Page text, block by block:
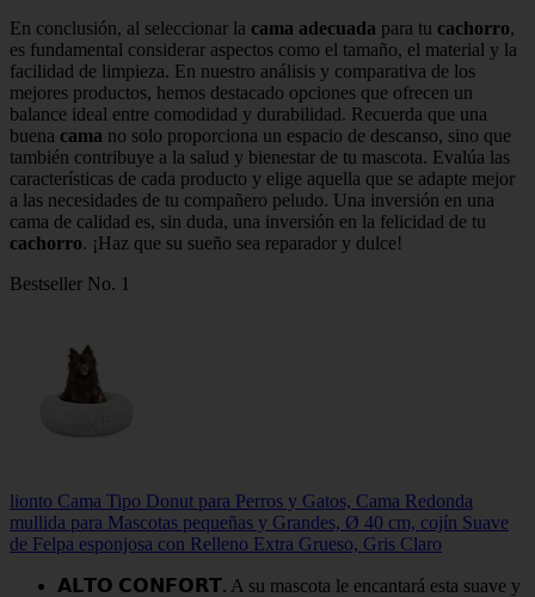
En conclusión, al seleccionar la cama adecuada para tu cachorro,
es fundamental considerar aspectos como el tamaño, el material y la
facilidad de limpieza. En nuestro análisis y comparativa de los
mejores productos, hemos destacado opciones que ofrecen un
balance ideal entre comodidad y durabilidad. Recuerda que una
buena cama no solo proporciona un espacio de descanso, sino que
también contribuye a la salud y bienestar de tu mascota. Evalúa las
características de cada producto y elige aquella que se adapte mejor
a las necesidades de tu compañero peludo. Una inversión en una
cama de calidad es, sin duda, una inversión en la felicidad de tu
cachorro. ¡Haz que su sueño sea reparador y dulce!
Bestseller No. 1
lionto Cama Tipo Donut para Perros y Gatos, Cama Redonda
mullida para Mascotas pequeñas y Grandes, Ø 40 cm, cojín Suave
de Felpa esponjosa con Relleno Extra Grueso, Gris Claro
𝗔𝗟𝗧𝗢 𝗖𝗢𝗡𝗙𝗢𝗥𝗧. A su mascota le encantará esta suave y